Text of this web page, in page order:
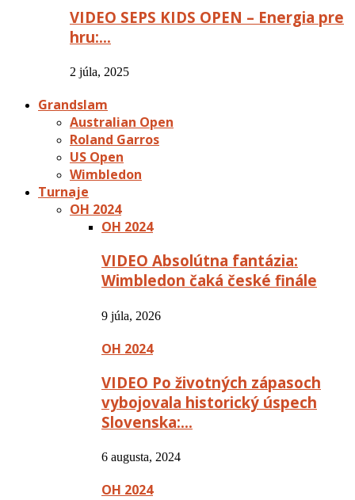
VIDEO SEPS KIDS OPEN – Energia pre
hru:…
2 júla, 2025
Grandslam
Australian Open
Roland Garros
US Open
Wimbledon
Turnaje
OH 2024
OH 2024
VIDEO Absolútna fantázia:
Wimbledon čaká české finále
9 júla, 2026
OH 2024
VIDEO Po životných zápasoch
vybojovala historický úspech
Slovenska:…
6 augusta, 2024
OH 2024